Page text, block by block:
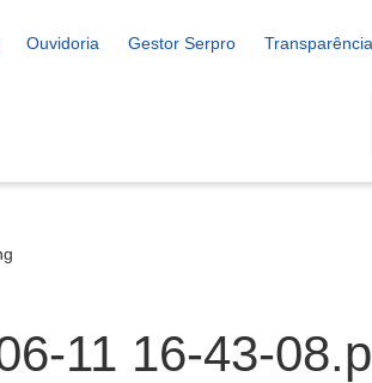
Ouvidoria Gestor Serpro Transparência
11 16-43-